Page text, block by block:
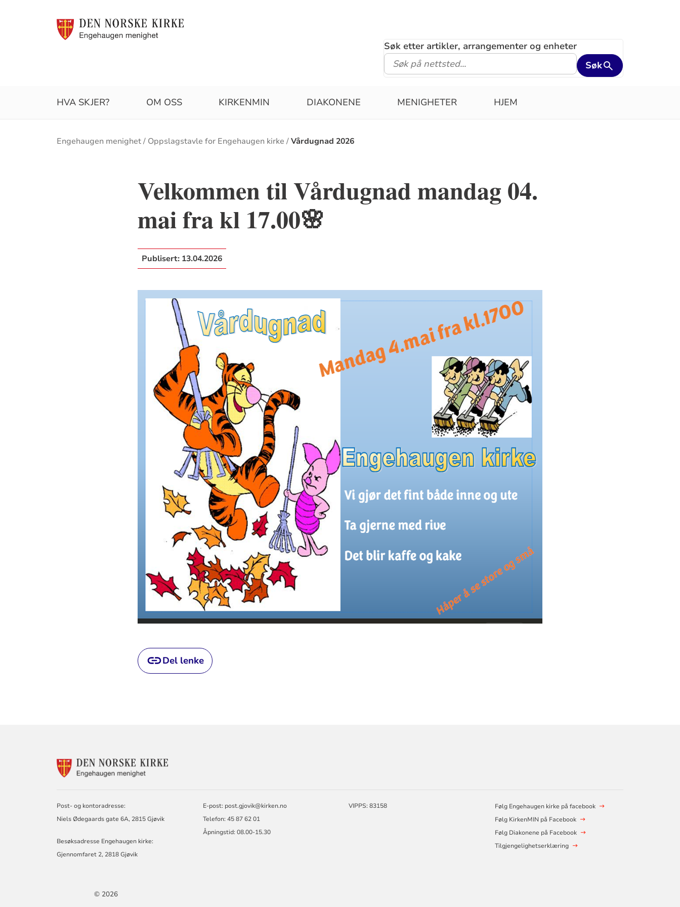
Søk etter artikler, arrangementer og enheter
Søk
HVA SKJER? OM OSS KIRKENMIN DIAKONENE MENIGHETER HJEM
Brødsmulesti
Engehaugen menighet Oppslagstavle for Engehaugen kirke Vårdugnad 2026
Velkommen til Vårdugnad mandag 04.
mai fra kl 17.00🌸
Publisert: 13.04.2026
Del lenke
KONTAKTINFORMASJON
Post- og kontoradresse:
Niels Ødegaards gate 6A, 2815 Gjøvik
Besøksadresse Engehaugen kirke:
Gjennomfaret 2, 2818 Gjøvik
E-post: post.gjovik@kirken.no
Telefon: 45 87 62 01
Åpningstid: 08.00-15.30
VIPPS: 83158
Følg Engehaugen kirke på facebook
Følg KirkenMIN på Facebook
Følg Diakonene på Facebook
Tilgjengelighetserklæring
© 2026